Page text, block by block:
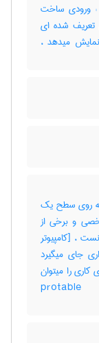
: ورودی ساخت
تعریف شده ای
میدهد ،
که روی سطح یک
و برخی از
، [کامپیوتر
جای میگیرد
را میتوان
کامپیوتر رومیزی دانست مقایسه کنید با ‎protable ‎